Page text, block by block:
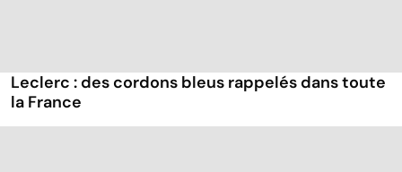
Leclerc : des cordons bleus rappelés dans toute
la France